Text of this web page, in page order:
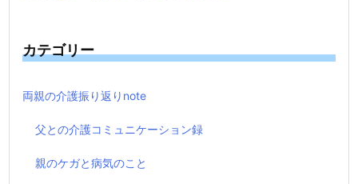
カテゴリー
両親の介護振り返りnote
父との介護コミュニケーション録
親のケガと病気のこと